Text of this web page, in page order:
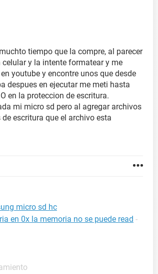
tiempo que la compre, al parecer
y la intente formatear y me
youtube y encontre unos que desde
despues en ejecutar me meti hasta
en la proteccion de escritura.
mi micro sd pero al agregar archivos
escritura que el archivo esta
micro sd hc
en 0x la memoria no se puede read -